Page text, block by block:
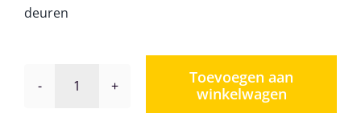
deuren
Entree
Toevoegen aan
winkelwagen